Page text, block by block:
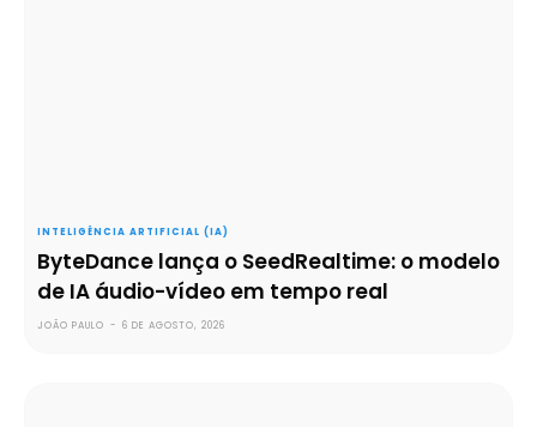
INTELIGÊNCIA ARTIFICIAL (IA)
ByteDance lança o SeedRealtime: o modelo
de IA áudio-vídeo em tempo real
JOÃO PAULO - 6 DE AGOSTO, 2026